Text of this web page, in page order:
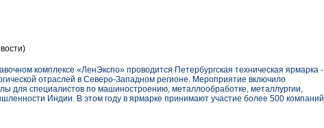
комплексе «ЛенЭкспо» проводится Петербургская техническая ярмарка -
отраслей в Северо-Западном регионе. Мероприятие включило
для специалистов по машиностроению, металлообработке, металлургии,
Индии. В этом году в ярмарке принимают участие более 500 компаний